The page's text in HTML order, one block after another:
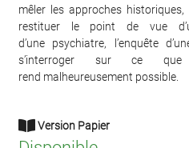
mêler les approches
restituer le point de vue
d’une psychiatre, l’enquête
s’interroger sur ce
rend malheureusement possible.
Version Papier